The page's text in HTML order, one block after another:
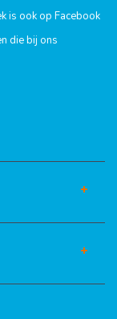
is ook op Facebook
die bij ons